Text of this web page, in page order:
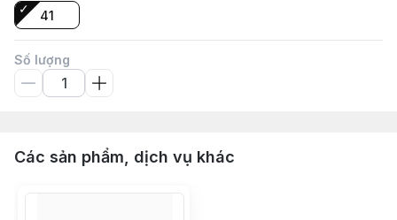
41
Số lượng
Các sản phẩm, dịch vụ khác